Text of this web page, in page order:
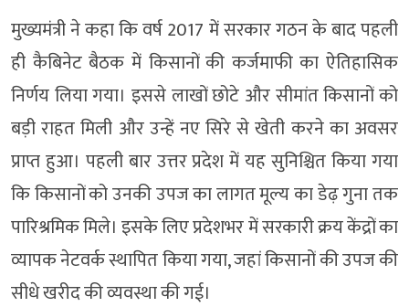
मुख्यमंत्री ने कहा कि वर्ष 2017 में सरकार गठन के बाद पहली
ही कैबिनेट बैठक में किसानों की कर्जमाफी का ऐतिहासिक
निर्णय लिया गया। इससे लाखों छोटे और सीमांत किसानों को
बड़ी राहत मिली और उन्हें नए सिरे से खेती करने का अवसर
प्राप्त हुआ। पहली बार उत्तर प्रदेश में यह सुनिश्चित किया गया
कि किसानों को उनकी उपज का लागत मूल्य का डेढ़ गुना तक
पारिश्रमिक मिले। इसके लिए प्रदेशभर में सरकारी क्रय केंद्रों का
व्यापक नेटवर्क स्थापित किया गया, जहां किसानों की उपज की
सीधे खरीद की व्यवस्था की गई।